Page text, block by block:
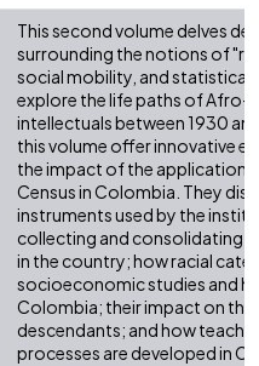
This second volume delves
surrounding the notions of
social mobility, and statistical
explore the life paths of Afro-
intellectuals between 1930
this volume offer innovative
the impact of the application
Census in Colombia. They
instruments used by the
collecting and consolidating
in the country; how racial
socioeconomic studies and
Colombia; their impact on
descendants; and how
processes are developed in